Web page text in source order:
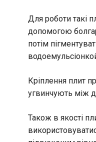
Для роботи такі
допомогою
потім
Кріплення плит
угвинчують між
Також в якості